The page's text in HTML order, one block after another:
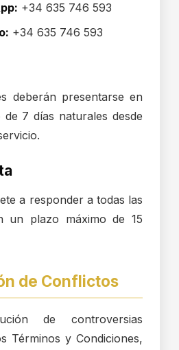
+34 635 746 593
+34 635 746 593
deberán presentarse en
7 días naturales desde
a responder a todas las
un plazo máximo de 15
de Conflictos
de controversias
Términos y Condiciones,